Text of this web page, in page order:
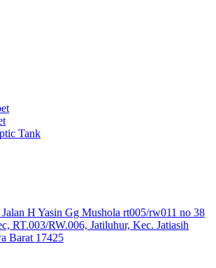
Tank
H Yasin Gg Mushola rt005/rw011 no 38
RT.003/RW.006, Jatiluhur, Kec. Jatiasih
Barat 17425